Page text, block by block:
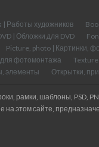
| Работы художников
| Обложки для DVD
Picture, photo | Картинки,
фотомонтажа
элементы
Открытки,
рамки, шаблоны, PSD,
этом сайте,